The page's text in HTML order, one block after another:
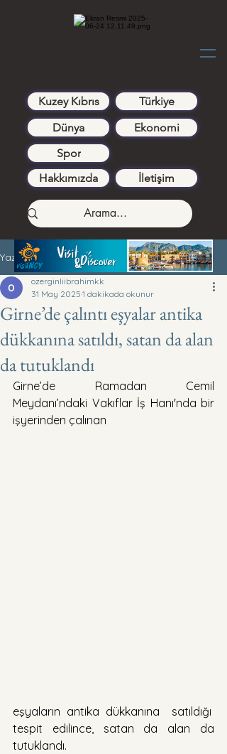
Kuzey Kıbrıs
Türkiye
Dünya
Ekonomi
Spor
Hakkımızda
İletişim
Yazı
Girne’de çalıntı eşyalar antika
dükkanına satıldı, satan da alan
da tutuklandı
ozerginliibrahimkk
31 May 2025 1 dakikada okunur
Girne’de Ramadan Cemil
Meydanı’ndaki Vakıflar İş Hanı'nda bir
işyerinden çalınan
eşyaların antika dükkanına  satıldığı
tespit edilince, satan da alan da
tutuklandı.